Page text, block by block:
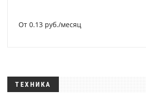
От 0.13 руб./месяц
ТЕХНИКА